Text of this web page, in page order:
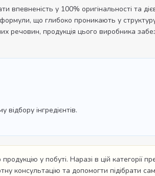
впевненість у 100% оригінальності та
що глибоко проникають у
речовин, продукція цього виробника
інгредієнтів.
у побуті. Наразі в цій категорії
консультацію та допомогти підібрати